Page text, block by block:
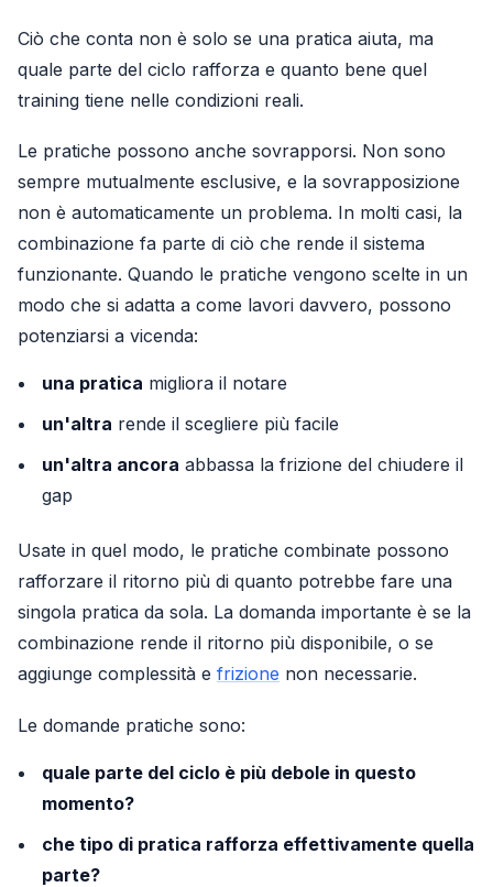
Ciò che conta non è solo se una pratica aiuta, ma
quale parte del ciclo rafforza e quanto bene quel
training tiene nelle condizioni reali.
Le pratiche possono anche sovrapporsi. Non sono
sempre mutualmente esclusive, e la sovrapposizione
non è automaticamente un problema. In molti casi, la
combinazione fa parte di ciò che rende il sistema
funzionante. Quando le pratiche vengono scelte in un
modo che si adatta a come lavori davvero, possono
potenziarsi a vicenda:
una pratica migliora il notare
un'altra rende il scegliere più facile
un'altra ancora abbassa la frizione del chiudere il
gap
Usate in quel modo, le pratiche combinate possono
rafforzare il ritorno più di quanto potrebbe fare una
singola pratica da sola. La domanda importante è se la
combinazione rende il ritorno più disponibile, o se
aggiunge complessità e frizione non necessarie.
Le domande pratiche sono:
quale parte del ciclo è più debole in questo
momento?
che tipo di pratica rafforza effettivamente quella
parte?